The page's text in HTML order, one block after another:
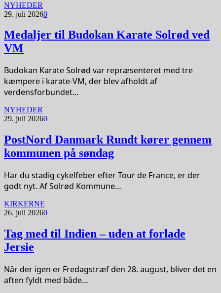
NYHEDER
29. juli 20260
Medaljer til Budokan Karate Solrød ved
VM
Budokan Karate Solrød var repræsenteret med tre
kæmpere i karate-VM, der blev afholdt af
verdensforbundet…
NYHEDER
29. juli 20260
PostNord Danmark Rundt kører gennem
kommunen på søndag
Har du stadig cykelfeber efter Tour de France, er der
godt nyt. Af Solrød Kommune…
KIRKERNE
26. juli 20260
Tag med til Indien – uden at forlade
Jersie
Når der igen er Fredagstræf den 28. august, bliver det en
aften fyldt med både…